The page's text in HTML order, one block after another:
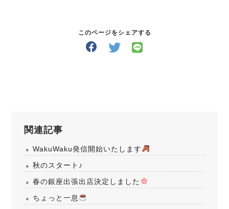
このページをシェアする
関連記事
WakuWaku発信開始いたします
秋のスタート♪
春の銀座出張出店決定しました
ちょっと一息